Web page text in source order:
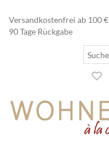
Versandkostenfrei ab 100 €
90 Tage Rückgabe